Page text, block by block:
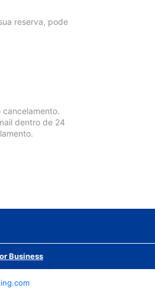
reserva, pode
dentro de 24
Business